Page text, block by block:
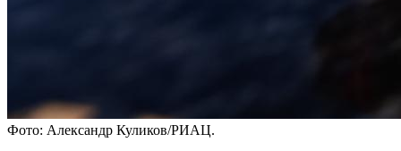
Фото: Александр Куликов/РИАЦ.